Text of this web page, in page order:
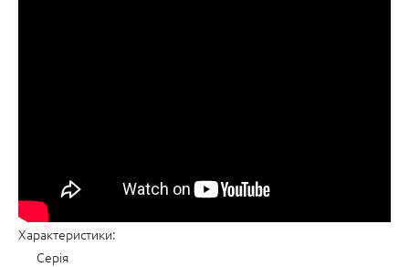
Характеристики:
Серія